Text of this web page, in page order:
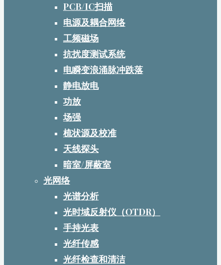
PCB/IC扫描
电源及耦合网络
工频磁场
抗扰度测试系统
电瞬变浪涌脉冲跌落
静电放电
功放
场强
梳状源及校准
天线探头
暗室/屏蔽室
光网络
光谱分析
光时域反射仪（OTDR）
手持光表
光纤传感
光纤检查和清洁